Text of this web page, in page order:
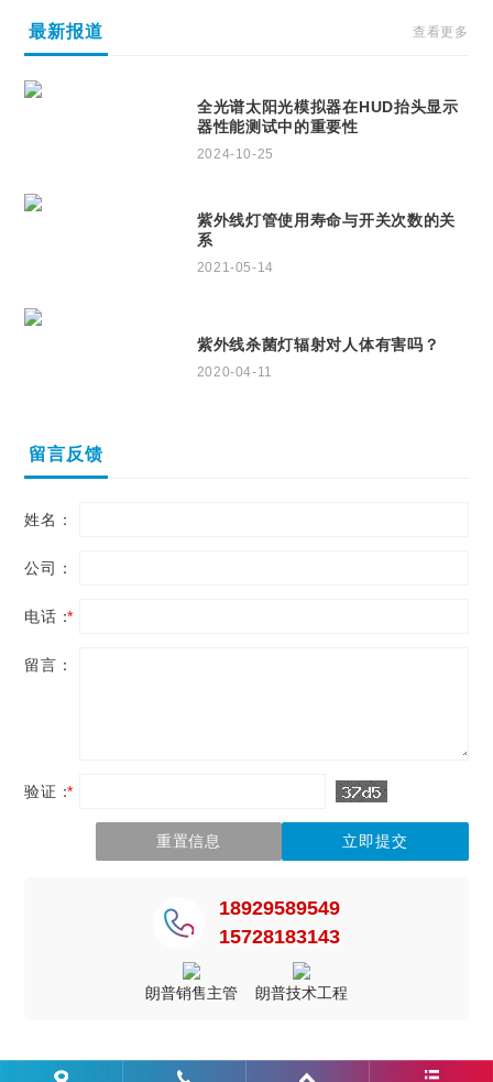
最新报道 查看更多
全光谱太阳光模拟器在HUD抬头显示
器性能测试中的重要性
2024-10-25
紫外线灯管使用寿命与开关次数的关
系
2021-05-14
紫外线杀菌灯辐射对人体有害吗？
2020-04-11
留言反馈
姓名：
公司：
电话：
*
留言：
验证：
*
18929589549
15728183143
朗普销售主管 朗普技术工程